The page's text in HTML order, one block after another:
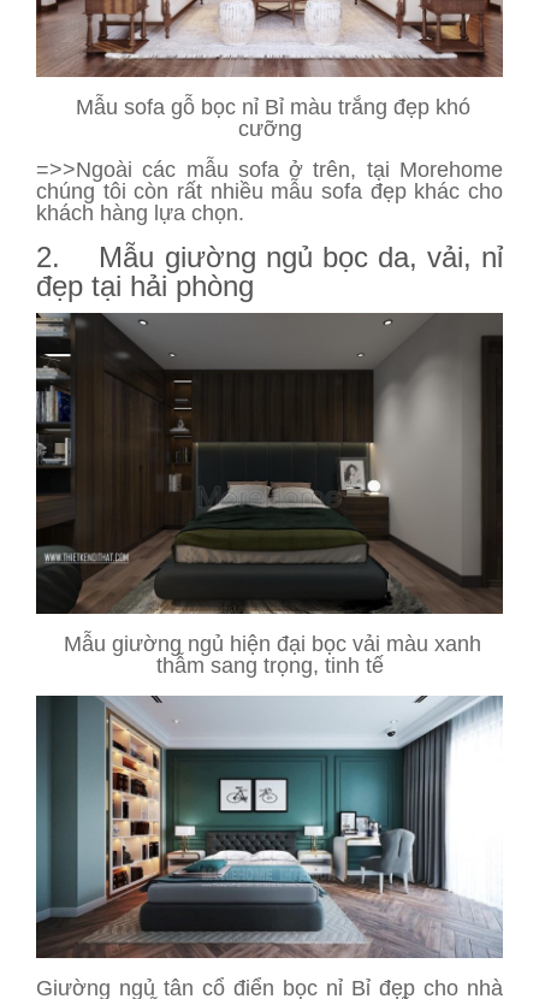
Mẫu sofa gỗ bọc nỉ Bỉ màu trắng đẹp khó
cưỡng
=>>Ngoài các mẫu sofa ở trên, tại Morehome
chúng tôi còn rất nhiều mẫu sofa đẹp khác cho
khách hàng lựa chọn.
2. Mẫu giường ngủ bọc da, vải, nỉ
đẹp tại hải phòng
Mẫu giường ngủ hiện đại bọc vải màu xanh
thẫm sang trọng, tinh tế
Giường ngủ tân cổ điển bọc nỉ Bỉ đẹp cho nhà